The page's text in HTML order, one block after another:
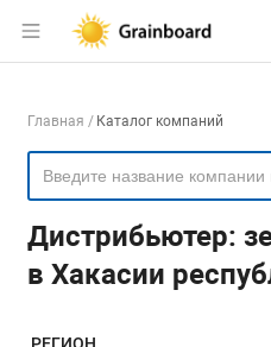
Раздел навигации
Навигация по
Главная Каталог компаний
Дистрибьютер:
в Хакасии